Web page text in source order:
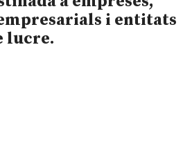
i entitats
lucre.